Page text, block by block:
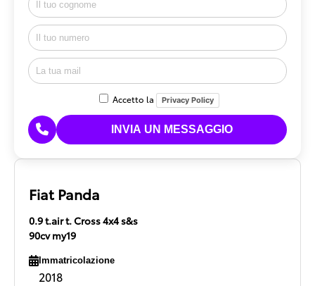
Accetto la Privacy Policy
Fiat Panda
0.9 t.air t. Cross 4x4 s&s
90cv my19
Immatricolazione
2018